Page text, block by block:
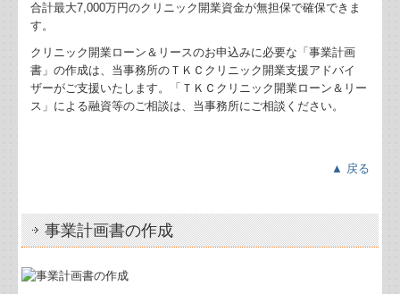
（続）贈与こそ自分の想いを形にする最高の手段
令和8年度税制改正における貸付用不動産の評価方法の見
直し
インボイス制度の経過措置の見直しについて
合計最大7,000万円のクリニック開業資金が無担保で確保できま
す。
クリニック開業ローン＆リースのお申込みに必要な「事業計画
書」の作成は、当事務所のＴＫＣクリニック開業支援アドバイ
ザーがご支援いたします。「ＴＫＣクリニック開業ローン＆リー
ス」による融資等のご相談は、当事務所にご相談ください。
▲ 戻る
事業計画書の作成